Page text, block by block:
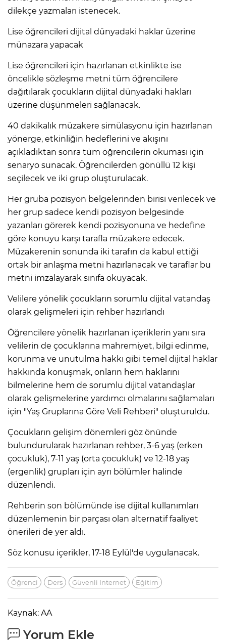
dilekçe yazmaları istenecek.
Lise öğrencileri dijital dünyadaki haklar üzerine
münazara yapacak
Lise öğrencileri için hazırlanan etkinlikte ise
öncelikle sözleşme metni tüm öğrencilere
dağıtılarak çocukların dijital dünyadaki hakları
üzerine düşünmeleri sağlanacak.
40 dakikalık müzakere simülasyonu için hazırlanan
yönerge, etkinliğin hedeflerini ve akışını
açıkladıktan sonra tüm öğrencilerin okuması için
senaryo sunacak. Öğrencilerden gönüllü 12 kişi
seçilecek ve iki grup oluşturulacak.
Her gruba pozisyon belgelerinden birisi verilecek ve
her grup sadece kendi pozisyon belgesinde
yazanları görerek kendi pozisyonuna ve hedefine
göre konuyu karşı tarafla müzakere edecek.
Müzakerenin sonunda iki tarafın da kabul ettiği
ortak bir anlaşma metni hazırlanacak ve taraflar bu
metni imzalayarak sınıfa okuyacak.
Velilere yönelik çocukların sorumlu dijital vatandaş
olarak gelişmeleri için rehber hazırlandı
Öğrencilere yönelik hazırlanan içeriklerin yanı sıra
velilerin de çocuklarına mahremiyet, bilgi edinme,
korunma ve unutulma hakkı gibi temel dijital haklar
hakkında konuşmak, onların hem haklarını
bilmelerine hem de sorumlu dijital vatandaşlar
olarak gelişmelerine yardımcı olmalarını sağlamaları
için "Yaş Gruplarına Göre Veli Rehberi" oluşturuldu.
Çocukların gelişim dönemleri göz önünde
bulundurularak hazırlanan rehber, 3-6 yaş (erken
çocukluk), 7-11 yaş (orta çocukluk) ve 12-18 yaş
(ergenlik) grupları için ayrı bölümler halinde
düzenlendi.
Rehberin son bölümünde ise dijital kullanımları
düzenlemenin bir parçası olan alternatif faaliyet
önerileri de yer aldı.
Söz konusu içerikler, 17-18 Eylül'de uygulanacak.
Öğrenci Ders Güvenli Internet Eğitim
Kaynak: AA
Yorum Ekle